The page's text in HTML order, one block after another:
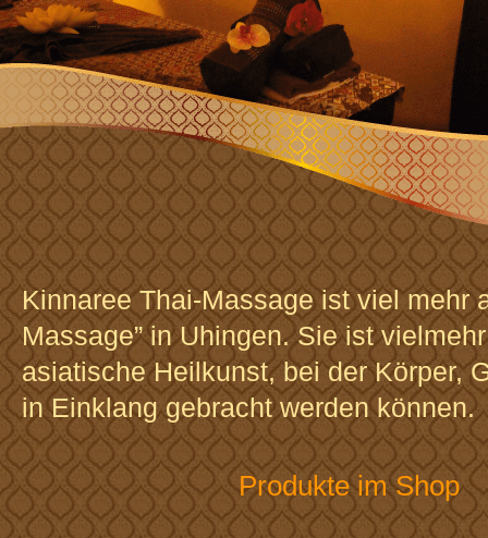
Kinnaree Thai-Massage ist viel mehr
Massage” in Uhingen. Sie ist
asiatische Heilkunst, bei der Körper,
in Einklang gebracht werden können.
Produkte im Shop